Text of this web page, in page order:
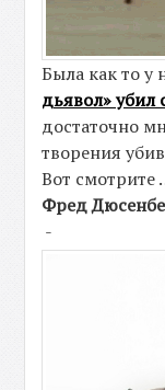
Была как то у
дьявол» убил
достаточно
творения
Вот смотрите
Фред
-